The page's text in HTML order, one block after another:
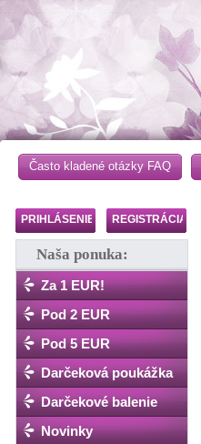
Často kladené otázky FAQ
PRIHLÁSENIE REGISTRÁCIA
Naša ponuka:
Za 1 EUR!
Pod 2 EUR
Pod 5 EUR
Darčeková poukážka
Darčekové balenie
Novinky